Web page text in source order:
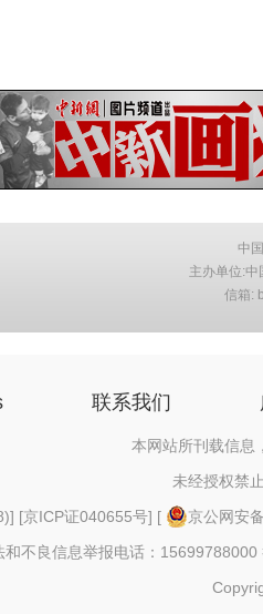
中
主办单位:
信箱:
联系我们
本网站所刊载信息
未经授权禁
] [京ICP证040655号] [ 京公网安
和不良信息举报电话：